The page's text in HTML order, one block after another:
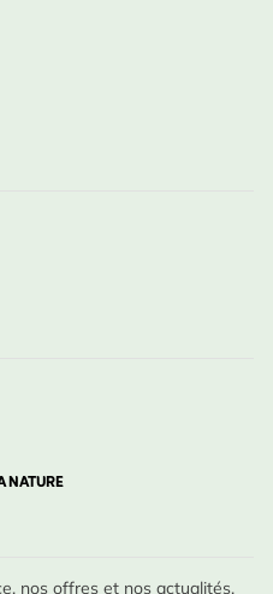
NATURE
nos offres et nos actualités.